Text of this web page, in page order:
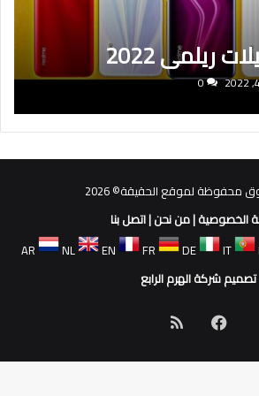
ريلمى 2022
0
محفوظة لموقع الحقيقة© 2026
الخصوصية|من نحن|اتصل بنا
AR
NL EN FR DE IT
تصميم شركة الهرم الرابع
فيسبوك
الموقع